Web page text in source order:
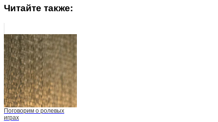
Читайте также:
Поговорим о ролевых
играх